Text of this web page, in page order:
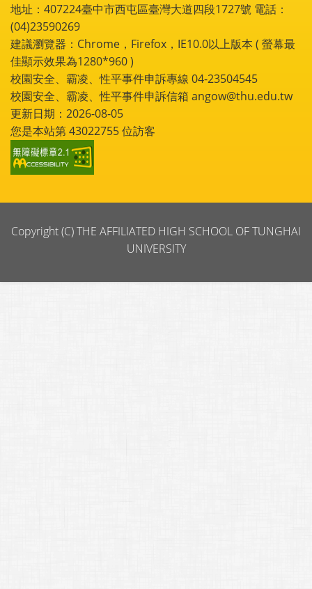
地址：407224臺中市西屯區臺灣大道四段1727號 電話：
(04)23590269
建議瀏覽器：Chrome，Firefox，IE10.0以上版本 ( 螢幕最
佳顯示效果為1280*960 )
校園安全、霸凌、性平事件申訴專線 04-23504545
校園安全、霸凌、性平事件申訴信箱 angow@thu.edu.tw
更新日期：2026-08-05
您是本站第43022755位訪客
Copyright (C) THE AFFILIATED HIGH SCHOOL OF TUNGHAI
UNIVERSITY